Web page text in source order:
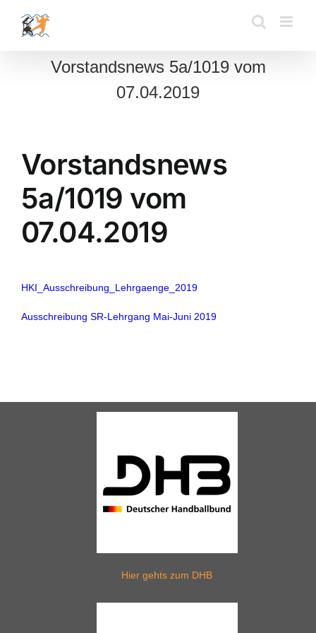
Inhalt
springen
Vorstandsnews 5a/1019 vom
07.04.2019
Vorstandsnews
5a/1019 vom
07.04.2019
HKI_Ausschreibung_Lehrgaenge_2019
Ausschreibung SR-Lehrgang Mai-Juni 2019
Hier gehts zum DHB